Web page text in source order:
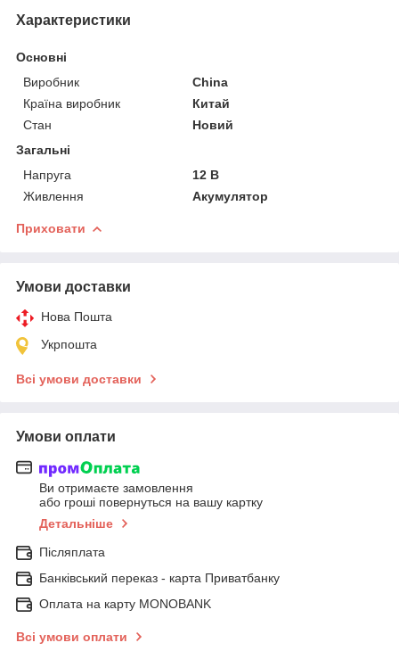
Характеристики
Основні
Виробник
China
Країна виробник
Китай
Стан
Новий
Загальні
Напруга
12 В
Живлення
Акумулятор
Приховати
Умови доставки
Нова Пошта
Укрпошта
Всі умови доставки
Умови оплати
Ви отримаєте замовлення
або гроші повернуться на вашу картку
Детальніше
Післяплата
Банківський переказ - карта Приватбанку
Оплата на карту MONOBANK
Всі умови оплати